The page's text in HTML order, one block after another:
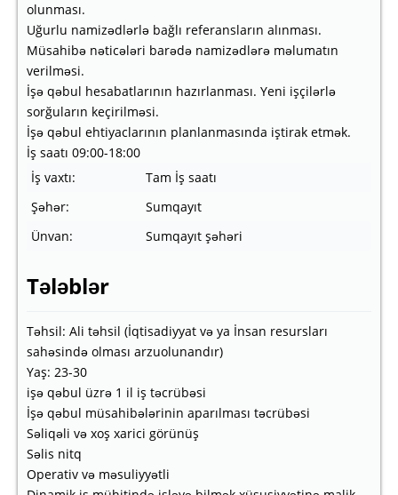
olunması.
Uğurlu namizədlərlə bağlı referansların alınması.
Müsahibə nəticələri barədə namizədlərə məlumatın
verilməsi.
İşə qəbul hesabatlarının hazırlanması. Yeni işçilərlə
sorğuların keçirilməsi.
İşə qəbul ehtiyaclarının planlanmasında iştirak etmək.
İş saatı 09:00-18:00
İş vaxtı:
Tam İş saatı
Şəhər:
Sumqayıt
Ünvan:
Sumqayıt şəhəri
Tələblər
Təhsil: Ali təhsil (İqtisadiyyat və ya İnsan resursları
sahəsində olması arzuolunandır)
Yaş: 23-30
işə qəbul üzrə 1 il iş təcrübəsi
İşə qəbul müsahibələrinin aparılması təcrübəsi
Səliqəli və xoş xarici görünüş
Səlis nitq
Operativ və məsuliyyətli